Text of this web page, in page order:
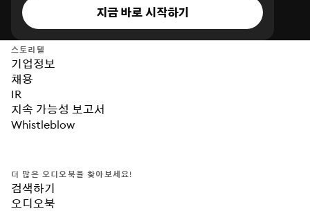
지금 바로 시작하기
스토리텔
기업정보
채용
IR
지속 가능성 보고서
Whistleblow
더 많은 오디오북을 찾아보세요!
검색하기
오디오북